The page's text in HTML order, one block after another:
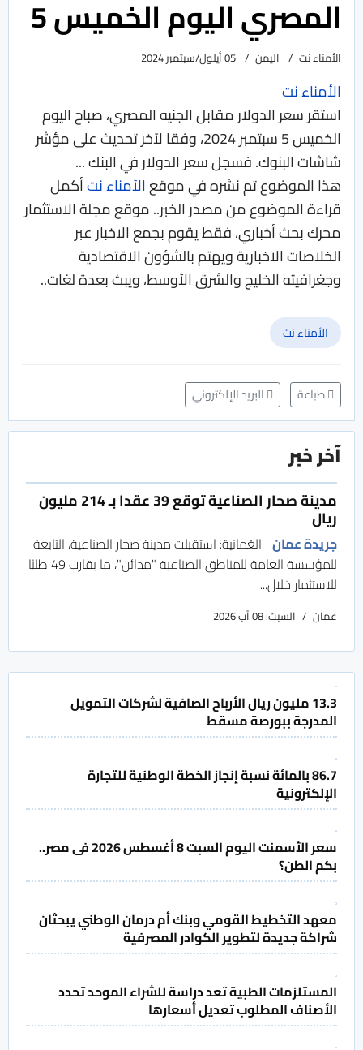
المصري اليوم الخميس 5
الأمناء نت اليمن 05 أيلول/سبتمبر 2024
الأمناء نت
استقر سعر الدولار مقابل الجنيه المصري، صباح اليوم
الخميس 5 سبتمبر 2024، وفقا لآخر تحديث على مؤشر
شاشات البنوك. فسجل سعر الدولار في البنك ...
هذا الموضوع تم نشره في موقعالأمناء نتأكمل
قراءة الموضوع من مصدر الخبر.. موقع مجلة الاستثمار
محرك بحث أخباري، فقط يقوم بجمع الاخبار عبر
الخلاصات الاخبارية ويهتم بالشؤون الاقتصادية
وجغرافيته الخليج والشرق الأوسط، ويبث بعدة لغات..
الأمناء نت
طباعة البريد الإلكتروني
آخر خبر
مدينة صحار الصناعية توقع 39 عقدا بـ 214 مليون
ريال
جريدة عمان العُمانية: استقبلت مدينة صحار الصناعية، التابعة
للمؤسسة العامة للمناطق الصناعية "مدائن"، ما يقارب 49 طلبًا
للاستثمار خلال...
عمان السبت: 08 آب 2026
13.3 مليون ريال الأرباح الصافية لشركات التمويل
المدرجة ببورصة مسقط
86.7 بالمائة نسبة إنجاز الخطة الوطنية للتجارة
الإلكترونية
سعر الأسمنت اليوم السبت 8 أغسطس 2026 فى مصر..
بكم الطن؟
معهد التخطيط القومي وبنك أم درمان الوطني يبحثان
شراكة جديدة لتطوير الكوادر المصرفية
المستلزمات الطبية تعد دراسة للشراء الموحد تحدد
الأصناف المطلوب تعديل أسعارها